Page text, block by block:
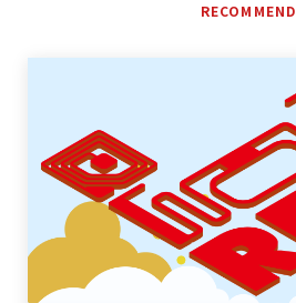
RECOMMEND